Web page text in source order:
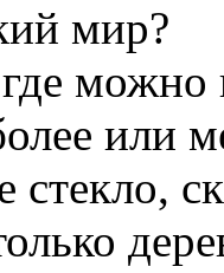
мир?
или
стекло,